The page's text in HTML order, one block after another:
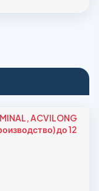
ACVILONG
до 12